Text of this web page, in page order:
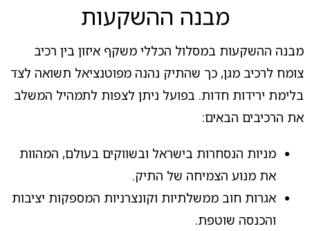
מבנה ההשקעות
מבנה ההשקעות במסלול הכללי משקף איזון בין רכיב
צומח לרכיב מגן, כך שהתיק נהנה מפוטנציאל תשואה לצד
בלימת ירידות חדות. בפועל ניתן לצפות לתמהיל המשלב
את הרכיבים הבאים:
מניות הנסחרות בישראל ובשווקים בעולם, המהוות
את מנוע הצמיחה של התיק.
אגרות חוב ממשלתיות וקונצרניות המספקות יציבות
והכנסה שוטפת.